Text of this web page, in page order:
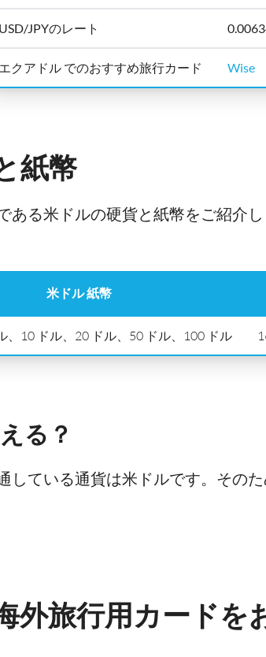
USD/JPYのレート
エクアドル でのおすすめ旅行カード Wise
紙幣
る米ドルの硬貨と紙幣をご紹介し
米ドル 紙幣
、10 ドル、20 ドル、50 ドル、100 ドル
る？
している通貨は米ドルです。その
外旅行用カードを